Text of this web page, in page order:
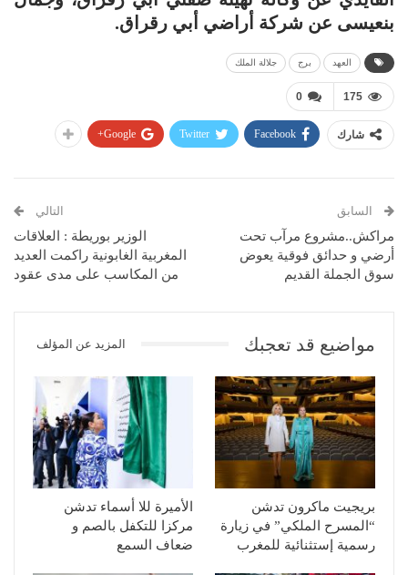
بنعيسى عن شركة أراضي أبي رقراق.
العهد برج جلالة الملك
0 175
شارك Facebook
Twitter
Google+
السابق
مراكش..مشروع مرآب تحت
أرضي و حدائق فوقية يعوض
سوق الجملة القديم
التالي
الوزير بوريطة : العلاقات
المغربية الغابونية راكمت العديد
من المكاسب على مدى عقود
مواضيع قد تعجبك المزيد عن المؤلف
بريجيت ماكرون تدشن
“المسرح الملكي” في زيارة
رسمية إستثنائية للمغرب
الأميرة للا أسماء‎ تدشن
مركزا للتكفل بالصم و
ضعاف السمع